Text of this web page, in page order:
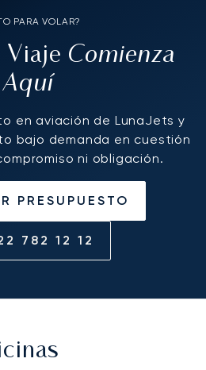
PARA VOLAR?
Viaje Comienza
Aquí
en aviación de LunaJets y
bajo demanda en cuestión
ni obligación.
PRESUPUESTO
782 12 12